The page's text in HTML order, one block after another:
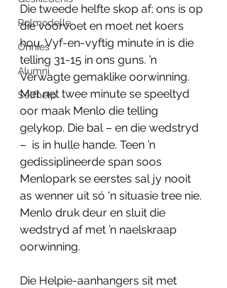
Rolmodelle
Onnies
Alumni
Selfhelp
Die tweede helfte skop af; ons is op
die voorvoet en moet net koers
hou. Vyf-en-vyftig minute in is die
telling 31-15 in ons guns. ’n
Verwagte gemaklike oorwinning.
Met net twee minute se speeltyd
oor maak Menlo die telling
gelykop. Die bal – en die wedstryd
–  is in hulle hande. Teen ’n
gedissiplineerde span soos
Menlopark se eerstes sal jy nooit
as wenner uit só 'n situasie tree nie.
Menlo druk deur en sluit die
wedstryd af met ’n naelskraap
oorwinning.
Die Helpie-aanhangers sit met